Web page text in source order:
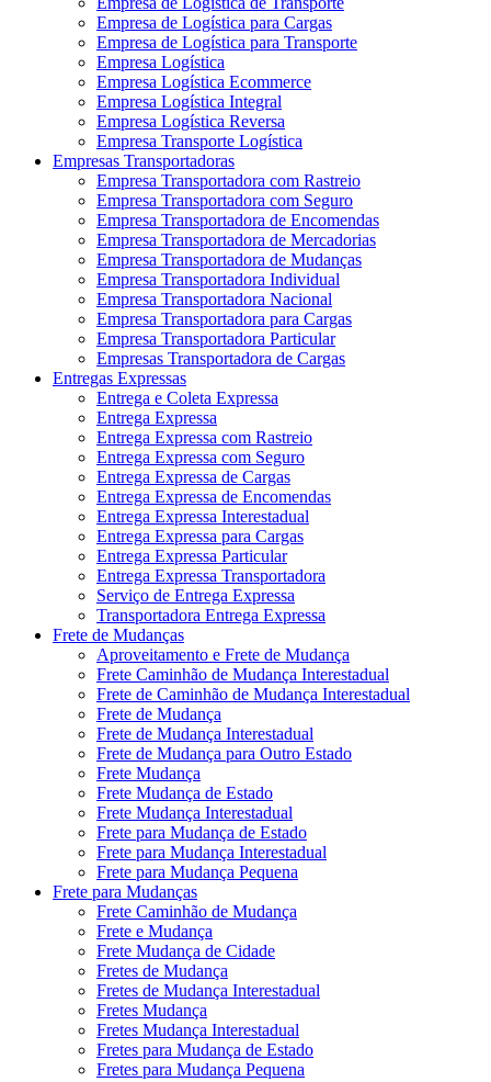
Empresa de Logística para Cargas
Empresa de Logística para Transporte
Empresa Logística
Empresa Logística Ecommerce
Empresa Logística Integral
Empresa Logística Reversa
Empresa Transporte Logística
Empresas Transportadoras
Empresa Transportadora com Rastreio
Empresa Transportadora com Seguro
Empresa Transportadora de Encomendas
Empresa Transportadora de Mercadorias
Empresa Transportadora de Mudanças
Empresa Transportadora Individual
Empresa Transportadora Nacional
Empresa Transportadora para Cargas
Empresa Transportadora Particular
Empresas Transportadora de Cargas
Entregas Expressas
Entrega e Coleta Expressa
Entrega Expressa
Entrega Expressa com Rastreio
Entrega Expressa com Seguro
Entrega Expressa de Cargas
Entrega Expressa de Encomendas
Entrega Expressa Interestadual
Entrega Expressa para Cargas
Entrega Expressa Particular
Entrega Expressa Transportadora
Serviço de Entrega Expressa
Transportadora Entrega Expressa
Frete de Mudanças
Aproveitamento e Frete de Mudança
Frete Caminhão de Mudança Interestadual
Frete de Caminhão de Mudança Interestadual
Frete de Mudança
Frete de Mudança Interestadual
Frete de Mudança para Outro Estado
Frete Mudança
Frete Mudança de Estado
Frete Mudança Interestadual
Frete para Mudança de Estado
Frete para Mudança Interestadual
Frete para Mudança Pequena
Frete para Mudanças
Frete Caminhão de Mudança
Frete e Mudança
Frete Mudança de Cidade
Fretes de Mudança
Fretes de Mudança Interestadual
Fretes Mudança
Fretes Mudança Interestadual
Fretes para Mudança de Estado
Fretes para Mudança Pequena